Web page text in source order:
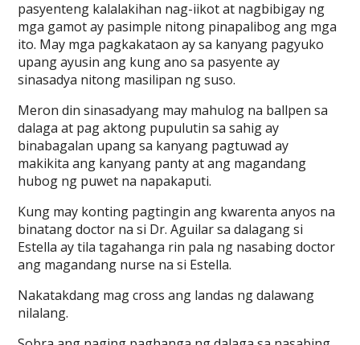
pasyenteng kalalakihan nag-iikot at nagbibigay ng
mga gamot ay pasimple nitong pinapalibog ang mga
ito. May mga pagkakataon ay sa kanyang pagyuko
upang ayusin ang kung ano sa pasyente ay
sinasadya nitong masilipan ng suso.
Meron din sinasadyang may mahulog na ballpen sa
dalaga at pag aktong pupulutin sa sahig ay
binabagalan upang sa kanyang pagtuwad ay
makikita ang kanyang panty at ang magandang
hubog ng puwet na napakaputi.
Kung may konting pagtingin ang kwarenta anyos na
binatang doctor na si Dr. Aguilar sa dalagang si
Estella ay tila tagahanga rin pala ng nasabing doctor
ang magandang nurse na si Estella.
Nakatakdang mag cross ang landas ng dalawang
nilalang.